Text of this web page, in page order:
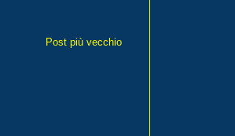
Post più vecchio